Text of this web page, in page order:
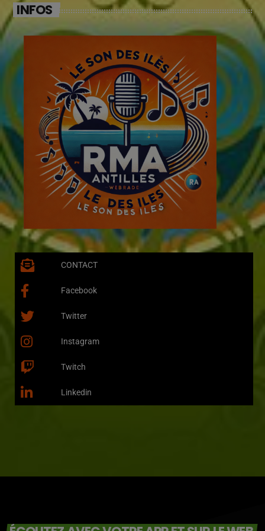
INFOS
CONTACT
Facebook
Twitter
Instagram
Twitch
Linkedin